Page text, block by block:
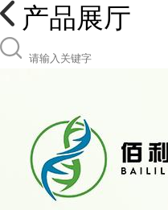
产品展厅